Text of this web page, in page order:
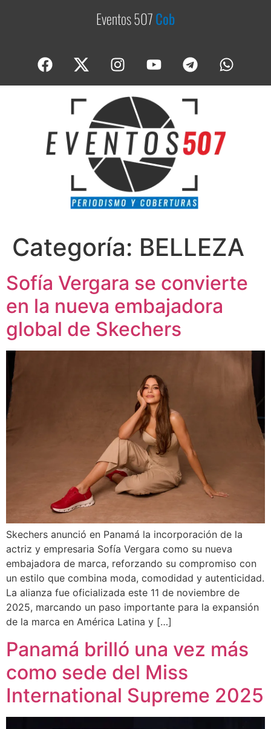
Eventos 507Cobertu
Categoría: BELLEZA
Sofía Vergara se convierte
en la nueva embajadora
global de Skechers
Skechers anunció en Panamá la incorporación de la
actriz y empresaria Sofía Vergara como su nueva
embajadora de marca, reforzando su compromiso con
un estilo que combina moda, comodidad y autenticidad.
La alianza fue oficializada este 11 de noviembre de
2025, marcando un paso importante para la expansión
de la marca en América Latina y […]
Panamá brilló una vez más
como sede del Miss
International Supreme 2025